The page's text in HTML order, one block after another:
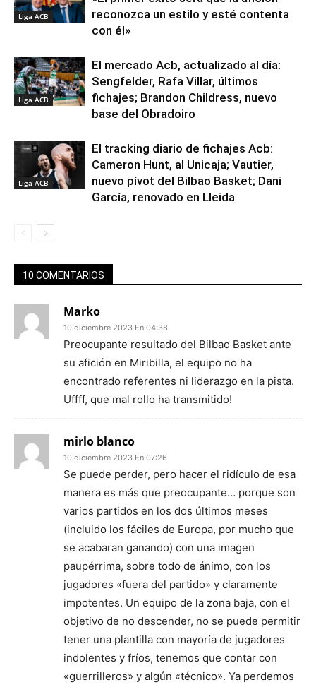
Liga ACB
reconozca un estilo y esté contenta
con él»
Liga ACB
El mercado Acb, actualizado al día:
Sengfelder, Rafa Villar, últimos
fichajes; Brandon Childress, nuevo
base del Obradoiro
Liga ACB
El tracking diario de fichajes Acb:
Cameron Hunt, al Unicaja; Vautier,
nuevo pívot del Bilbao Basket; Dani
García, renovado en Lleida
10 COMENTARIOS
Marko
10 diciembre 2023 En 04:38
Preocupante resultado del Bilbao Basket ante
su afición en Miribilla, el equipo no ha
encontrado referentes ni liderazgo en la pista.
Uffff, que mal rollo ha transmitido!
mirlo blanco
10 diciembre 2023 En 07:26
Se puede perder, pero hacer el ridículo de esa
manera es más que preocupante… porque son
varios partidos en los dos últimos meses
(incluido los fáciles de Europa, por mucho que
se acabaran ganando) con una imagen
paupérrima, sobre todo de ánimo, con los
jugadores «fuera del partido» y claramente
impotentes. Un equipo de la zona baja, con el
objetivo de no descender, no se puede permitir
tener una plantilla con mayoría de jugadores
indolentes y fríos, tenemos que contar con
«guerrilleros» y algún «técnico». Ya perdemos